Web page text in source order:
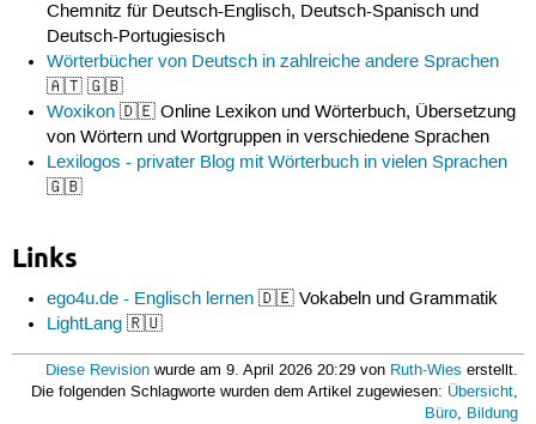
Chemnitz für Deutsch-Englisch, Deutsch-Spanisch und
Deutsch-Portugiesisch
Wörterbücher von Deutsch in zahlreiche andere Sprachen
🇦🇹 🇬🇧
Woxikon 🇩🇪 Online Lexikon und Wörterbuch, Übersetzung
von Wörtern und Wortgruppen in verschiedene Sprachen
Lexilogos - privater Blog mit Wörterbuch in vielen Sprachen
🇬🇧
Links
ego4u.de - Englisch lernen 🇩🇪 Vokabeln und Grammatik
LightLang 🇷🇺
Diese Revision wurde am 9. April 2026 20:29 von Ruth-Wies erstellt.
Die folgenden Schlagworte wurden dem Artikel zugewiesen: Übersicht,
Büro, Bildung